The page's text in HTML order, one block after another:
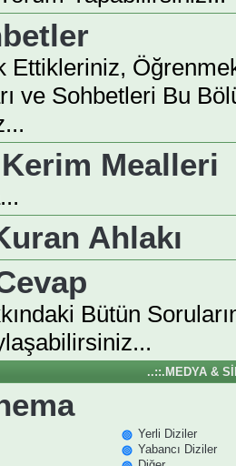
Ettikleriniz,
ve Sohbetleri Bu
Mealleri
Ahlakı
Bütün
..::.MEDYA &
Yerli Diziler
Yabancı Diziler